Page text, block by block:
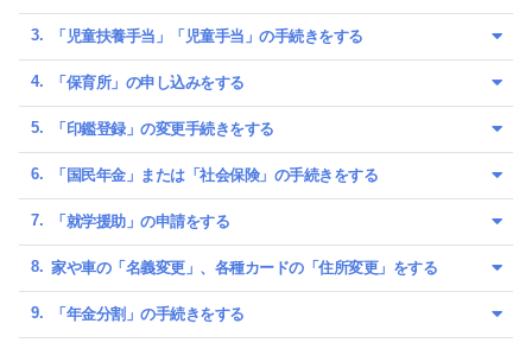
「児童扶養手当」「児童手当」の手続きをする
「保育所」の申し込みをする
「印鑑登録」の変更手続きをする
「国民年金」または「社会保険」の手続きをする
「就学援助」の申請をする
家や車の「名義変更」、各種カードの「住所変更」をする
「年金分割」の手続きをする